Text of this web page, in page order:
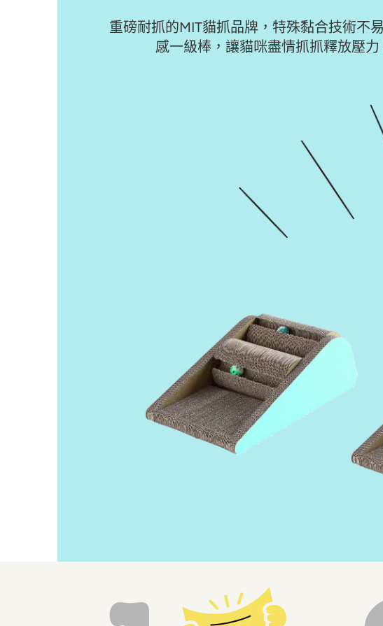
重磅耐抓的MIT貓抓品牌，特殊黏合技術不
感一級棒，讓貓咪盡情抓抓釋放壓力